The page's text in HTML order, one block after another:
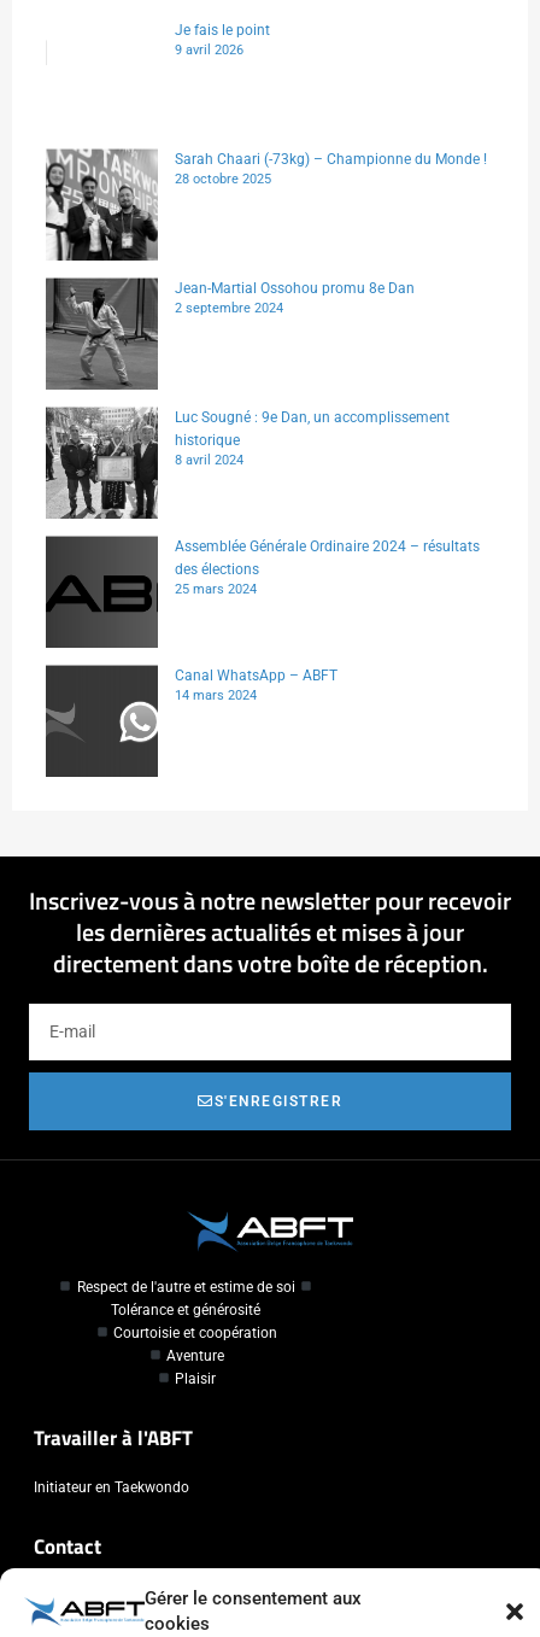
Gérer le consentement aux
cookies
Je fais le point
9 avril 2026
Sarah Chaari (-73kg) – Championne du Monde !
28 octobre 2025
Jean-Martial Ossohou promu 8e Dan
2 septembre 2024
Luc Sougné : 9e Dan, un accomplissement
historique
8 avril 2024
Assemblée Générale Ordinaire 2024 – résultats
des élections
25 mars 2024
Canal WhatsApp – ABFT
14 mars 2024
Inscrivez-vous à notre newsletter pour recevoir
les dernières actualités et mises à jour
directement dans votre boîte de réception.
S'ENREGISTRER
Respect de l'autre et estime de soi
Tolérance et générosité
Courtoisie et coopération
Aventure
Plaisir
Travailler à l'ABFT
Initiateur en Taekwondo
Contact
Association Belge Francophone de Taekwondo
Chaussée de Wavre, 2057 - 1160 Auderghem